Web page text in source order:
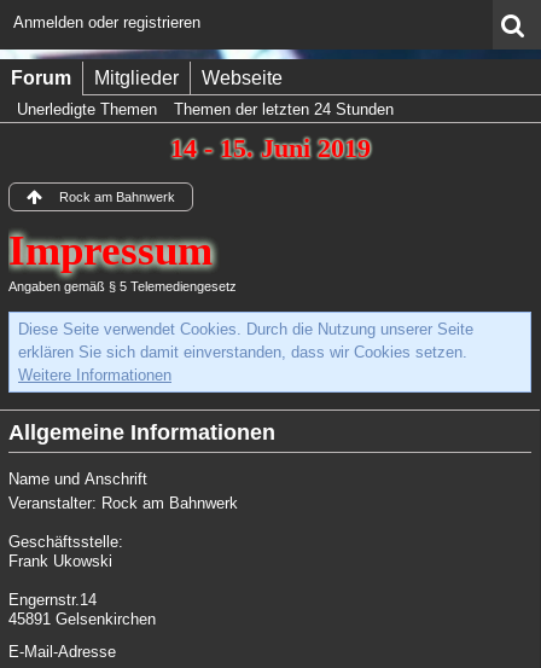
Anmelden oder registrieren
Forum Mitglieder Webseite
Unerledigte Themen Themen der letzten 24 Stunden
14 - 15. Juni 2019
Rock am Bahnwerk
Impressum
Angaben gemäß § 5 Telemediengesetz
Diese Seite verwendet Cookies. Durch die Nutzung unserer Seite
erklären Sie sich damit einverstanden, dass wir Cookies setzen.
Weitere Informationen
Allgemeine Informationen
Name und Anschrift
Veranstalter: Rock am Bahnwerk
Geschäftsstelle:
Frank Ukowski
Engernstr.14
45891 Gelsenkirchen
E-Mail-Adresse